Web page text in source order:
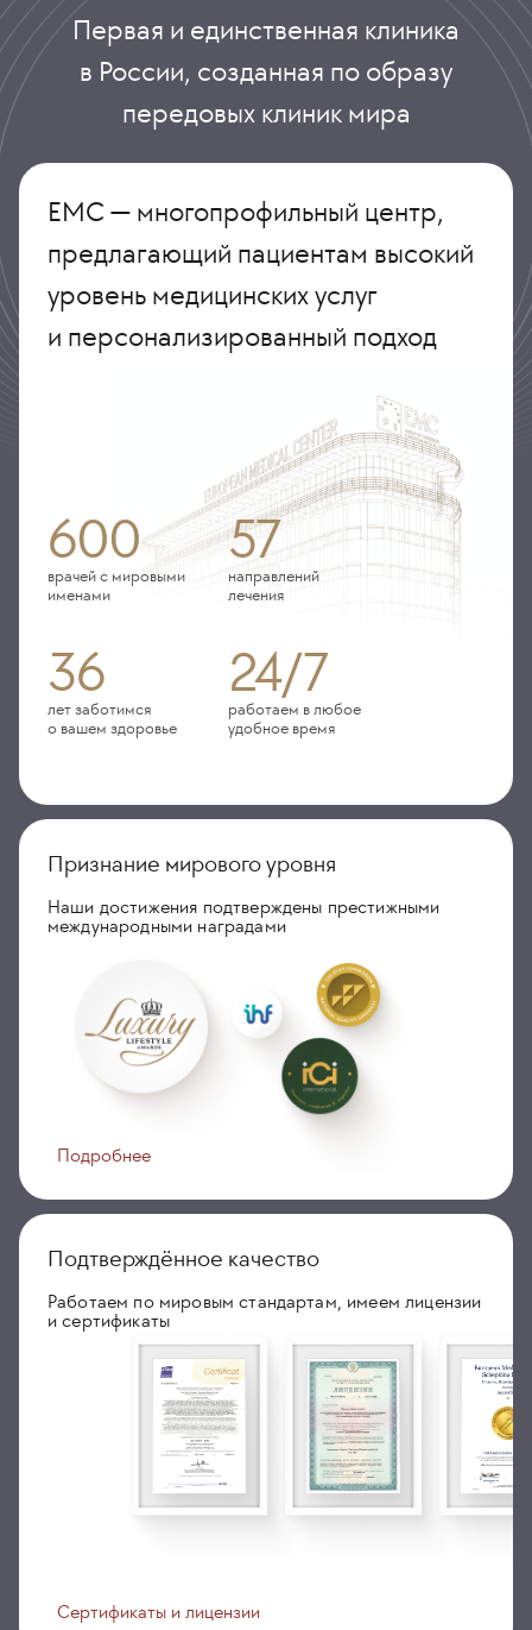
Первая и единственная клиника
в России, созданная по образу
передовых клиник мира
ЕМС — многопрофильный центр,
предлагающий пациентам высокий
уровень медицинских услуг
и персонализированный подход
600
врачей с мировыми
именами
57
направлений
лечения
36
лет заботимся
о вашем здоровье
24/7
работаем в любое
удобное время
Признание мирового уровня
Наши достижения подтверждены престижными
международными наградами
Подробнее
Подтверждённое качество
Работаем по мировым стандартам, имеем лицензии
и сертификаты
Сертификаты и лицензии